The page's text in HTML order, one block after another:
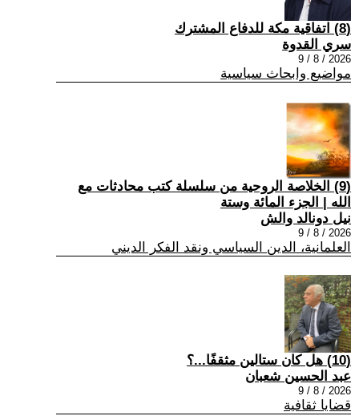
(8) اتفاقية مكة للدفاع المشترك
سري القدوة
2026 / 8 / 9
مواضيع وابحاث سياسية
(9) الخلاصة الروحية من سلسلة كتب محادثات مع
الله | الجزء المائة وستة
نيل دونالد والش
2026 / 8 / 9
العلمانية، الدين السياسي ونقد الفكر الديني
(10) هل كان ستالين مثقفًا...؟
عبد الحسين شعبان
2026 / 8 / 9
قضايا ثقافية